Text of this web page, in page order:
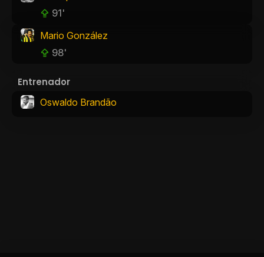
91'
Mario González
98'
Entrenador
Oswaldo Brandão